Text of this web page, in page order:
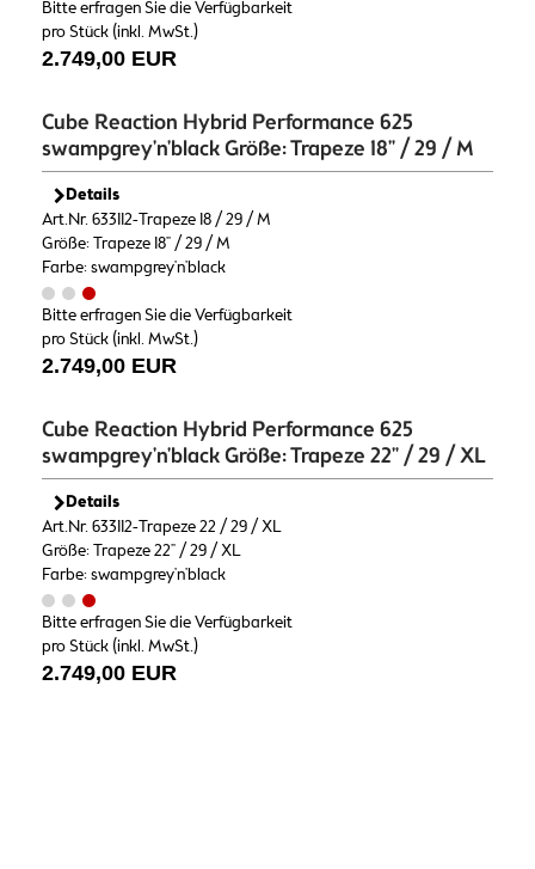
Bitte erfragen Sie die Verfügbarkeit
pro Stück (inkl. MwSt.)
2.749,00 EUR
Cube Reaction Hybrid Performance 625
swampgrey'n'black Größe: Trapeze 18" / 29 / M
Details
Art.Nr. 633112-Trapeze 18 / 29 / M
Größe: Trapeze 18" / 29 / M
Farbe: swampgrey'n'black
Bitte erfragen Sie die Verfügbarkeit
pro Stück (inkl. MwSt.)
2.749,00 EUR
Cube Reaction Hybrid Performance 625
swampgrey'n'black Größe: Trapeze 22" / 29 / XL
Details
Art.Nr. 633112-Trapeze 22 / 29 / XL
Größe: Trapeze 22" / 29 / XL
Farbe: swampgrey'n'black
Bitte erfragen Sie die Verfügbarkeit
pro Stück (inkl. MwSt.)
2.749,00 EUR